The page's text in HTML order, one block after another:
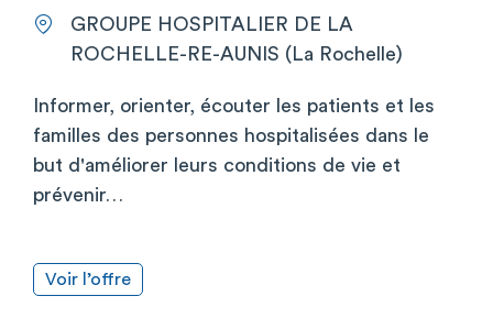
GROUPE HOSPITALIER DE LA
ROCHELLE-RE-AUNIS (La Rochelle)
Informer, orienter, écouter les patients et les
familles des personnes hospitalisées dans le
but d'améliorer leurs conditions de vie et
prévenir…
Voir l’offre